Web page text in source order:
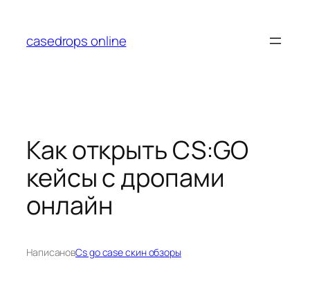
содержимому
casedrops online
Как открыть CS:GO
кейсы с дропами
онлайн
НаписановCs go case скин обзоры